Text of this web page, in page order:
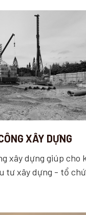
XÂY DỰNG
xây dựng giúp cho
tư xây dựng - tổ